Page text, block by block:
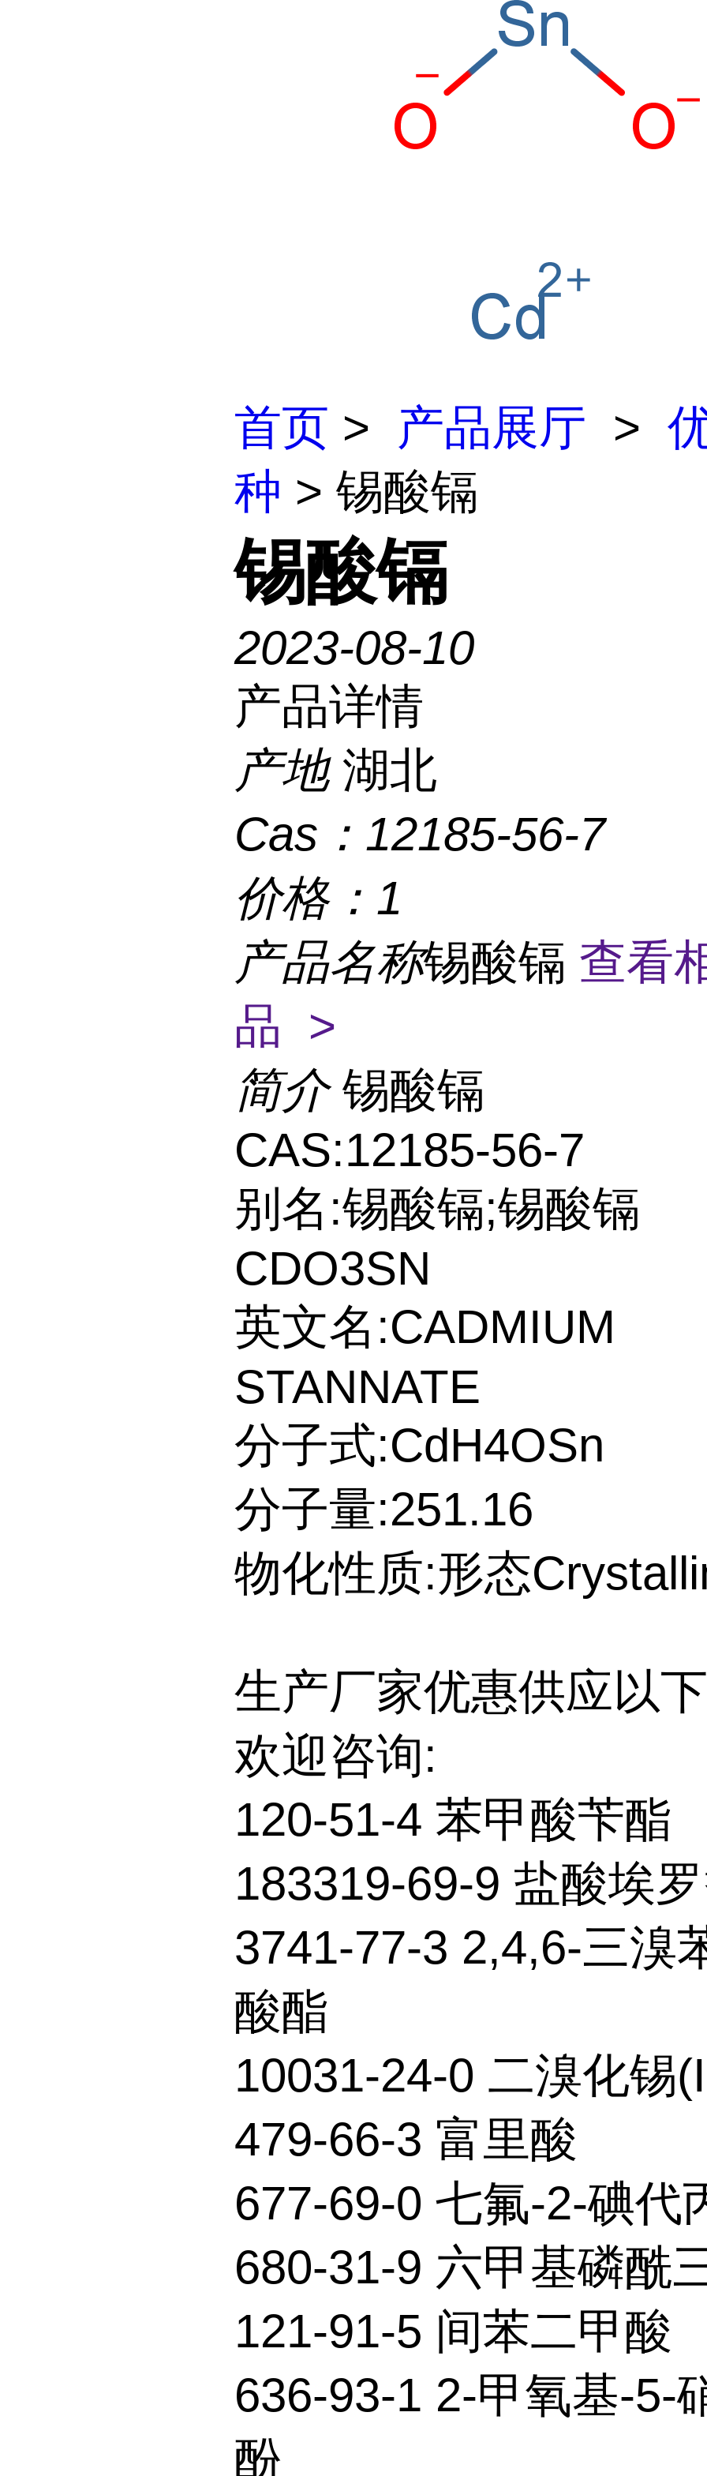
首页 > 产品展厅 >
种 > 锡酸镉
锡酸镉
2023-08-10
产品详情
产地 湖北
Cas： 12185-56-7
价格： 1
产品名称锡酸镉 查看
品 >
简介 锡酸镉
CAS:12185-56-7
别名:锡酸镉;锡酸镉
CDO3SN
英文名:CADMIUM
STANNATE
分子式:CdH4OSn
分子量:251.16
物化性质:形态
生产厂家优惠供应以
欢迎咨询:
120-51-4 苯甲酸苄酯
183319-69-9 盐酸埃
3741-77-3 2,4,6-三溴
酸酯
10031-24-0 二溴化锡
479-66-3 富里酸
677-69-0 七氟-2-碘代
680-31-9 六甲基磷酰
121-91-5 间苯二甲酸
636-93-1 2-甲氧基-5-
酚